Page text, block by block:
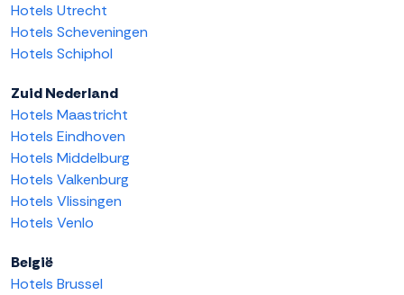
Hotels Utrecht
Hotels Scheveningen
Hotels Schiphol
Zuid Nederland
Hotels Maastricht
Hotels Eindhoven
Hotels Middelburg
Hotels Valkenburg
Hotels Vlissingen
Hotels Venlo
België
Hotels Brussel